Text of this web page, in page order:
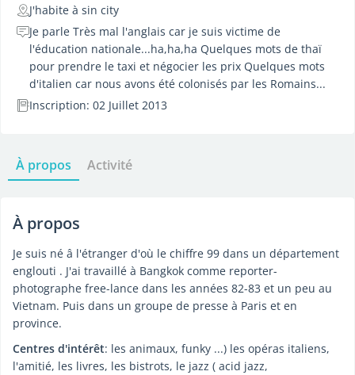
J'habite à sin city
Je parle Très mal l'anglais car je suis victime de
l'éducation nationale...ha,ha,ha Quelques mots de thaï
pour prendre le taxi et négocier les prix Quelques mots
d'italien car nous avons été colonisés par les Romains...
Inscription: 02 Juillet 2013
À propos Activité
À propos
Je suis né â l'étranger d'où le chiffre 99 dans un département
englouti . J'ai travaillé à Bangkok comme reporter-
photographe free-lance dans les années 82-83 et un peu au
Vietnam. Puis dans un groupe de presse à Paris et en
province.
Centres d'intérêt: les animaux, funky ...) les opéras italiens,
l'amitié, les livres, les bistrots, le jazz ( acid jazz,